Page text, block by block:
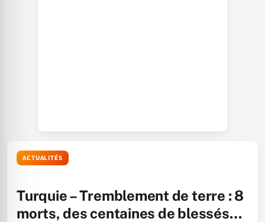
ACTUALITÉS
Turquie – Tremblement de terre : 8
morts, des centaines de blessés…